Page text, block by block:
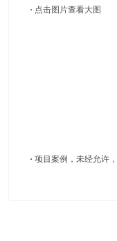
· 点击图片查看大图
· 项目案例，未经允许